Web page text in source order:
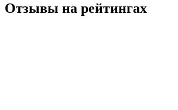
Отзывы на рейтингах